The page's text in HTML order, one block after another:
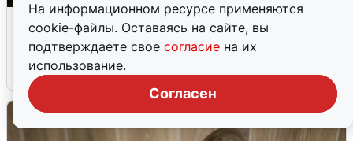
На информационном ресурсе применяются
cookie-файлы. Оставаясь на сайте, вы
подтверждаете свое согласие на их
использование.
Согласен
Ночью в Самарской области завыли
сирены
8 августа 0